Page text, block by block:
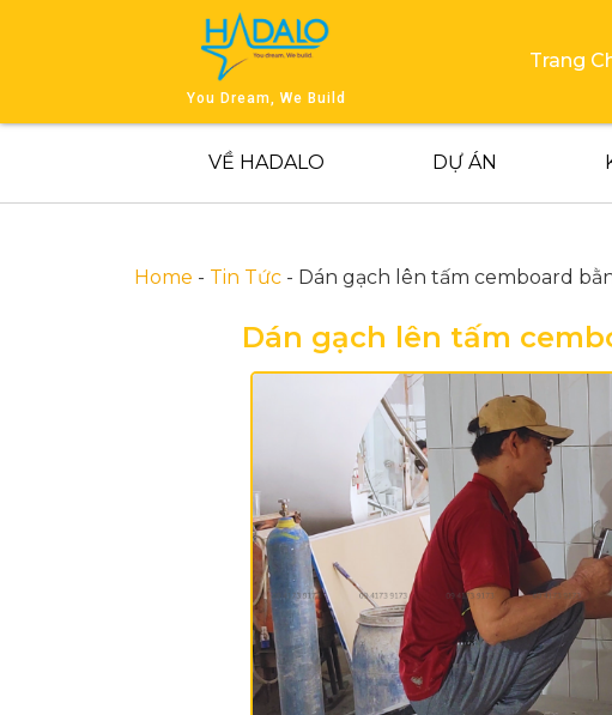
You Dream, We Build
Trang
VỀ HADALO DỰ ÁN
Home - Tin Tức - Dán gạch lên tấm cemboard
Dán gạch lên tấm